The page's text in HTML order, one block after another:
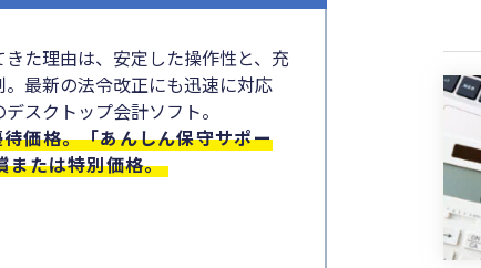
た理由は、安定した操作性と、充
最新の法令改正にも迅速に対応
スクトップ会計ソフト。
価格。「あんしん保守サポー
または特別価格。